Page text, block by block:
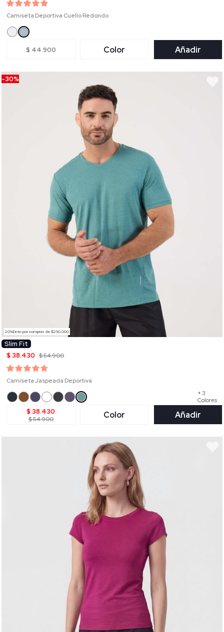
Camiseta Deportiva Cuello Redondo
$ 44.900 Color Añadir
20%Dcto por compras de $250.000
-30%
Slim Fit
$ 38.430 $ 54.900
Camiseta Jaspeada Deportiva
+ 3
Colores
$ 38.430
$ 54.900 Color Añadir